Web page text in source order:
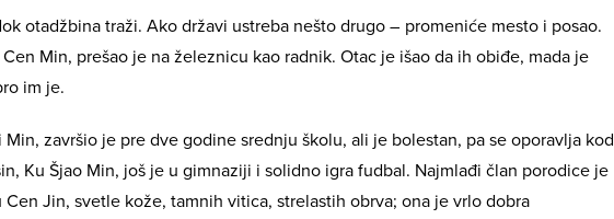
otadžbina traži. Ako državi ustreba nešto drugo – promeniće mesto i posao.
Cen Min, prešao je na železnicu kao radnik. Otac je išao da ih obiđe, mada je
im je.
Min, završio je pre dve godine srednju školu, ali je bolestan, pa se oporavlja kod
Ku Šjao Min, još je u gimnaziji i solidno igra fudbal. Najmlađi član porodice je
Cen Jin, svetle kože, tamnih vitica, strelastih obrva; ona je vrlo dobra